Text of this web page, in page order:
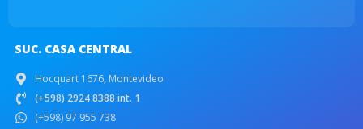
SUC. CASA CENTRAL
Hocquart 1676, Montevideo
(+598) 2924 8388 int. 1
(+598) 97 955 738